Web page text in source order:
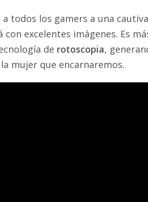
a todos los gamers a una
excelentes imágenes. Es
de rotoscopia,
mujer que encarnaremos.